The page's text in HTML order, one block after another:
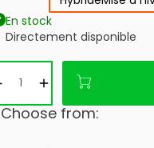
En stock
Directement disponible
Choose from: